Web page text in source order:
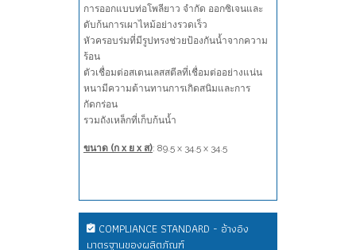
การออกแบบท่อโพลียาว จำกัด ออกซิเจนและ
ดับก้นการเผาไหม้อย่างรวดเร็ว
หัวครอบร่มที่มีรูปทรงช่วยป้องกันน้ำจากความ
ร้อน
ตัวเชื่อมต่อสเตนเลสสตีลที่เชื่อมต่ออย่างแน่น
หนามีความต้านทานการเกิดสนิมและการ
กัดกร่อน
รวมถังเหล็กที่เก็บก้นน้ำ
ขนาด (ก x ย x ส): 89.5 x 34.5 x 34.5
COMPLIANCE STANDARD - อ้างอิง
มาตรฐานของผลิตภัณฑ์